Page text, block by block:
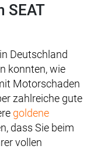
SEAT
Deutschland
konnten, wie
Motorschaden
zahlreiche gute
goldene
dass Sie beim
vollen